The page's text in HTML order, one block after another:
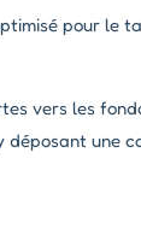
pour le
vers les
une